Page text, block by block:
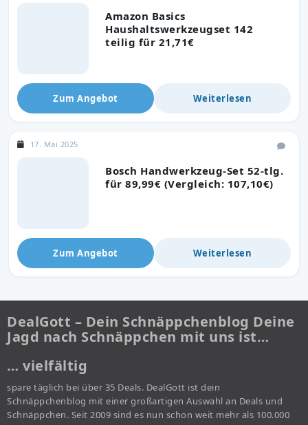
Amazon Basics
Haushaltswerkzeugset 142
teilig für 21,71€
Zum Angebot Weiterlesen
Bosch Handwerkzeug-Set 52-tlg.
für 89,99€ (Vergleich: 107,10€)
17. Mai 2025
Zum Angebot Weiterlesen
DealGott – Dein Schnäppchenblog Deine
Jagd nach Schnäppchen mit uns ist…
… vielfältig
spare täglich bei über 35 Deals. DealGott ist dein
Schnäppchenblog mit einer großartigen Auswahl an Deals und
Schnäppchen. Seit 2009 sind es nun schon weit mehr als 100.000